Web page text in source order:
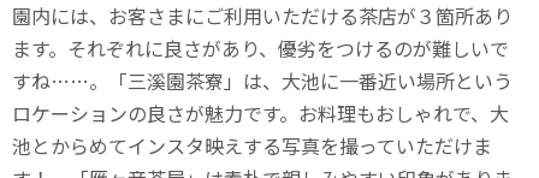
園内には、お客さまにご利用いただける茶店が３箇所あり
ます。それぞれに良さがあり、優劣をつけるのが難しいで
すね……。「三溪園茶寮」は、大池に一番近い場所という
ロケーションの良さが魅力です。お料理もおしゃれで、大
池とからめてインスタ映えする写真を撮っていただけま